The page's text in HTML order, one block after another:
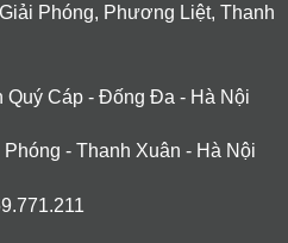
Phóng, Phương Liệt, Thanh
Quý Cáp - Đống Đa - Hà Nội
- Thanh Xuân - Hà Nội